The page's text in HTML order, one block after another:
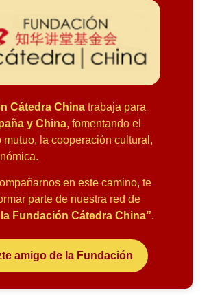
Cátedra China trabaja para
y China, fomentando el
mutuo, la cooperación cultural,
en este camino, te
parte de nuestra red de
Fundación Cátedra China”.
amigo de la Fundación